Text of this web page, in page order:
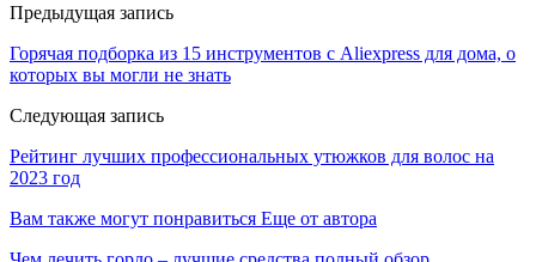
Предыдущая запись
Горячая подборка из 15 инструментов с Aliexpress для дома, о
которых вы могли не знать
Следующая запись
Рейтинг лучших профессиональных утюжков для волос на
2023 год
Вам также могут понравиться Еще от автора